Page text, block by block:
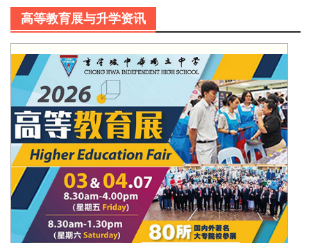
高等教育展与升学资讯